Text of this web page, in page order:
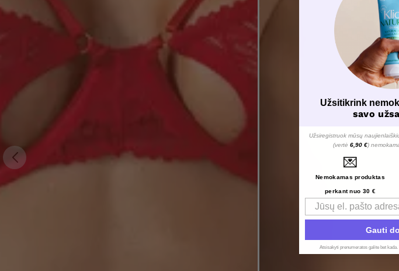
Užsitikrink
savo
Užsiregistruok mūsų
(vertė 6,90 €)
💌
Nemokamas produktas
perkant nuo 30 €
Email
Gauti
Atsisakyti prenumeratos galite bet